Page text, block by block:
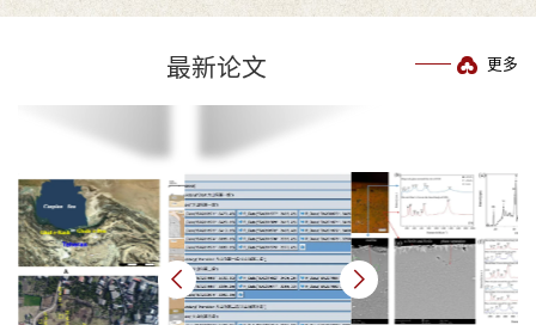
教育部重点实验室（北京大学）
生考古学国际学术论文竞赛（原
全国高校本科生考古学术论文竞
赛）。本次竞赛旨在激发本科生
最新论文 更多